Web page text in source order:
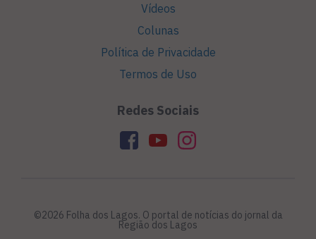
Vídeos
Colunas
Política de Privacidade
Termos de Uso
Redes Sociais
©2026 Folha dos Lagos. O portal de notícias do jornal da
Região dos Lagos